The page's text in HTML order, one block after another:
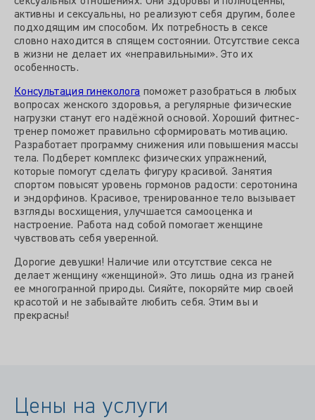
активны и сексуальны, но реализуют себя другим, более
подходящим им способом. Их потребность в сексе
словно находится в спящем состоянии. Отсутствие секса
в жизни не делает их «неправильными». Это их
особенность.
Консультация гинеколога поможет разобраться в любых
вопросах женского здоровья, а регулярные физические
нагрузки станут его надёжной основой. Хороший фитнес-
тренер поможет правильно сформировать мотивацию.
Разработает программу снижения или повышения массы
тела. Подберет комплекс физических упражнений,
которые помогут сделать фигуру красивой. Занятия
спортом повысят уровень гормонов радости: серотонина
и эндорфинов. Красивое, тренированное тело вызывает
взгляды восхищения, улучшается самооценка и
настроение. Работа над собой помогает женщине
чувствовать себя уверенной.
Дорогие девушки! Наличие или отсутствие секса не
делает женщину «женщиной». Это лишь одна из граней
ее многогранной природы. Сияйте, покоряйте мир своей
красотой и не забывайте любить себя. Этим вы и
прекрасны!
Цены на услуги